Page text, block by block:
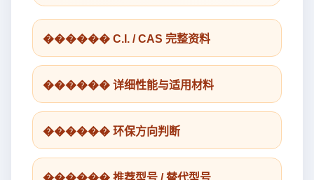
������ C.I. / CAS 完整资料
������ 详细性能与适用材料
������ 环保方向判断
������ 推荐型号 / 替代型号